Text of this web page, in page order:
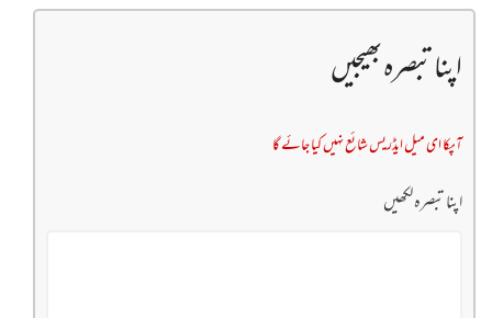
اپنا تبصرہ بھیجیں
آپکا ای میل ایڈریس شائع نہیں کیا جائے گا
اپنا تبصرہ لکھیں